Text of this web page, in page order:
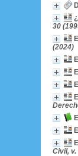
30
(2024)
Civil, v.